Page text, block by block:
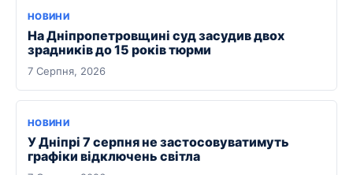
НОВИНИ
На Дніпропетровщині суд засудив двох
зрадників до 15 років тюрми
7 Серпня, 2026
НОВИНИ
У Дніпрі 7 серпня не застосовуватимуть
графіки відключень світла